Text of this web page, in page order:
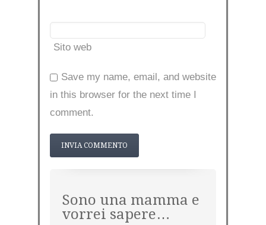
Sito web
Save my name, email, and website
in this browser for the next time I
comment.
Sono una mamma e
vorrei sapere…